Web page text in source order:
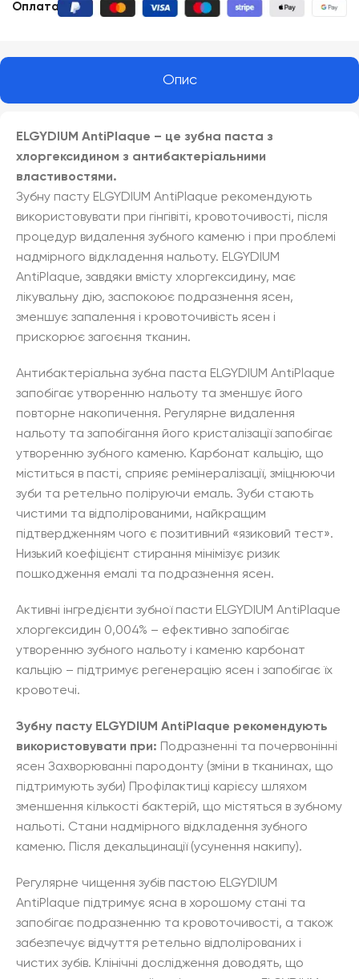
Оплата
Опис
ELGYDIUM AntiPlaque – це зубна паста з
хлоргексидином з антибактеріальними
властивостями.
Зубну пасту ELGYDIUM AntiPlaque рекомендують
використовувати при гінгівіті, кровоточивості, після
процедур видалення зубного каменю і при проблемі
надмірного відкладення нальоту. ELGYDIUM
AntiPlaque, завдяки вмісту хлоргексидину, має
лікувальну дію, заспокоює подразнення ясен,
зменшує запалення і кровоточивість ясен і
прискорює загоєння тканин.
Антибактеріальна зубна паста ELGYDIUM AntiPlaque
запобігає утворенню нальоту та зменшує його
повторне накопичення. Регулярне видалення
нальоту та запобігання його кристалізації запобігає
утворенню зубного каменю. Карбонат кальцію, що
міститься в пасті, сприяє ремінералізації, зміцнюючи
зуби та ретельно поліруючи емаль. Зуби стають
чистими та відполірованими, найкращим
підтвердженням чого є позитивний «язиковий тест».
Низький коефіцієнт стирання мінімізує ризик
пошкодження емалі та подразнення ясен.
Активні інгредієнти зубної пасти ELGYDIUM AntiPlaque
хлоргексидин 0,004% – ефективно запобігає
утворенню зубного нальоту і каменю карбонат
кальцію – підтримує регенерацію ясен і запобігає їх
кровотечі.
Зубну пасту ELGYDIUM AntiPlaque рекомендують
використовувати при: Подразненні та почервонінні
ясен Захворюванні пародонту (зміни в тканинах, що
підтримують зуби) Профілактиці карієсу шляхом
зменшення кількості бактерій, що містяться в зубному
нальоті. Стани надмірного відкладення зубного
каменю. Після декальцинації (усунення накипу).
Регулярне чищення зубів пастою ELGYDIUM
AntiPlaque підтримує ясна в хорошому стані та
запобігає подразненню та кровоточивості, а також
забезпечує відчуття ретельно відполірованих і
чистих зубів. Клінічні дослідження доводять, що